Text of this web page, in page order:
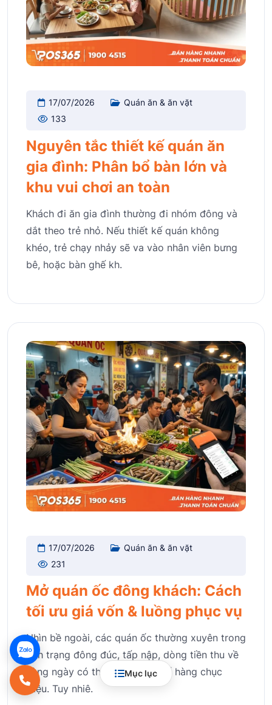
Mục lục
17/07/2026
Quán ăn & ăn vặt
133
Nguyên tắc thiết kế quán ăn
gia đình: Phân bổ bàn lớn và
khu vui chơi an toàn
Khách đi ăn gia đình thường đi nhóm đông và
dắt theo trẻ nhỏ. Nếu thiết kế quán không
khéo, trẻ chạy nhảy sẽ va vào nhân viên bưng
bê, hoặc bàn ghế kh.
17/07/2026
Quán ăn & ăn vặt
231
Mở quán ốc đông khách: Cách
tối ưu giá vốn & luồng phục vụ
Nhìn bề ngoài, các quán ốc thường xuyên trong
tình trạng đông đúc, tấp nập, dòng tiền thu về
hàng ngày có thể lên tới con số hàng chục
triệu. Tuy nhiê.